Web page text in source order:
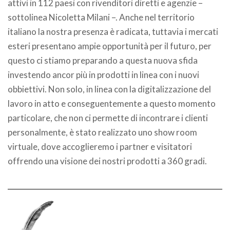
attivi in 112 paesi con rivenditori diretti e agenzie –
sottolinea Nicoletta Milani –. Anche nel territorio
italiano la nostra presenza è radicata, tuttavia i mercati
esteri presentano ampie opportunità per il futuro, per
questo ci stiamo preparando a questa nuova sfida
investendo ancor più in prodotti in linea con i nuovi
obbiettivi. Non solo, in linea con la digitalizzazione del
lavoro in atto e conseguentemente a questo momento
particolare, che non ci permette di incontrare i clienti
personalmente, è stato realizzato uno show room
virtuale, dove accoglieremo i partner e visitatori
offrendo una visione dei nostri prodotti a 360 gradi.